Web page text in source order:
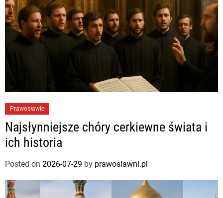
Prawosławie
Najsłynniejsze chóry cerkiewne świata i
ich historia
Posted on 2026-07-29 by prawoslawni.pl